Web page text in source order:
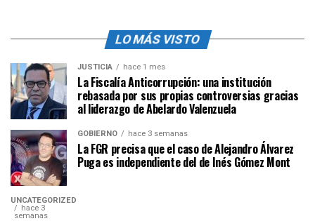
LO MÁS VISTO
JUSTICIA hace 1 mes
La Fiscalía Anticorrupción: una institución
rebasada por sus propias controversias gracias
al liderazgo de Abelardo Valenzuela
GOBIERNO hace 3 semanas
La FGR precisa que el caso de Alejandro Álvarez
Puga es independiente del de Inés Gómez Mont
UNCATEGORIZED
hace 3
semanas